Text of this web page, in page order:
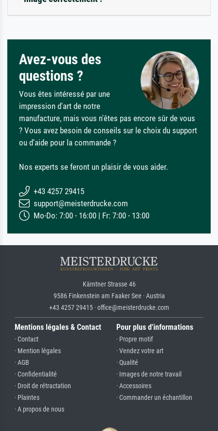
Avez-vous des
questions ?
Vous êtes intéressé par une
impression d'art de notre
manufacture, mais vous n'êtes pas encore sûr de vous
? Vous avez besoin de conseils sur le choix du support
ou d'aide pour la commande ?
Nos experts se feront un plaisir de vous aider.
+43 4257 29415
support@meisterdrucke.com
Mo-Do: 7:00 - 16:00 | Fr: 7:00 - 13:00
Kärntner Strasse 46
9586 Finkenstein am Faaker See · Austria
+43 4257 29415 · office@meisterdrucke.com
Mentions légales & Contact
· Contact
· Mention légales
· AGB
· Confidentialité
· Droit de rétractation
· Plaintes
· A propos de nous
Pour plus d'informations
· Propre motif
· Vendez votre art
· Qualité
· Images de notre travail
· Accessoires
· Commander un échantillon